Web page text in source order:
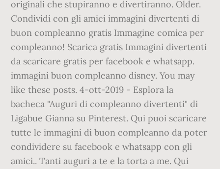
originali che stupiranno e divertiranno. Older.
Condividi con gli amici immagini divertenti di
buon compleanno gratis Immagine comica per
compleanno! Scarica gratis Immagini divertenti
da scaricare gratis per facebook e whatsapp.
immagini buon compleanno disney. You may
like these posts. 4-ott-2019 - Esplora la
bacheca "Auguri di compleanno divertenti" di
Ligabue Gianna su Pinterest. Qui puoi scaricare
tutte le immagini di buon compleanno da poter
condividere su facebook e whatsapp con gli
amici.. Tanti auguri a te e la torta a me. Qui